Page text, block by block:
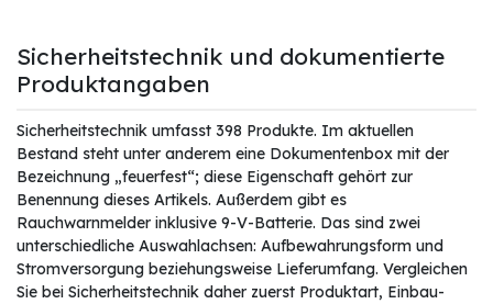
Sicherheitstechnik und dokumentierte
Produktangaben
Sicherheitstechnik umfasst 398 Produkte. Im aktuellen
Bestand steht unter anderem eine Dokumentenbox mit der
Bezeichnung „feuerfest“; diese Eigenschaft gehört zur
Benennung dieses Artikels. Außerdem gibt es
Rauchwarnmelder inklusive 9-V-Batterie. Das sind zwei
unterschiedliche Auswahlachsen: Aufbewahrungsform und
Stromversorgung beziehungsweise Lieferumfang. Vergleichen
Sie bei Sicherheitstechnik daher zuerst Produktart, Einbau-